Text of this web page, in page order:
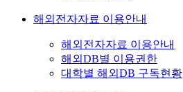
해외전자자료 이용안내
해외전자자료 이용안내
해외DB별 이용권한
대학별 해외DB 구독현황